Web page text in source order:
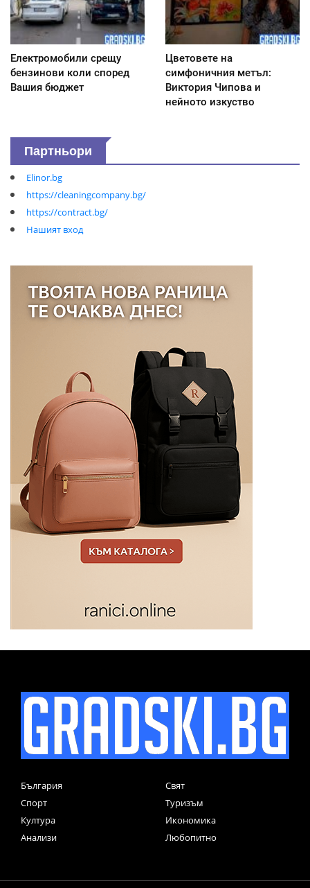
Електромобили срещу
бензинови коли според
Вашия бюджет
Цветовете на
симфоничния метъл:
Виктория Чипова и
нейното изкуство
Партньори
Elinor.bg
https://cleaningcompany.bg/
https://contract.bg/
Нашият вход
България
Свят
Спорт
Туризъм
Култура
Икономика
Анализи
Любопитно